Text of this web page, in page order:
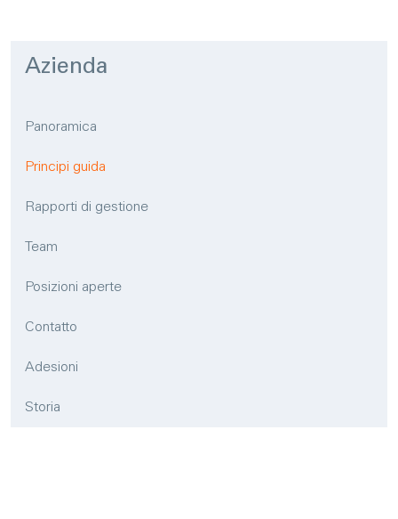
Azien­da
Panoramica
Principi guida
Rapporti di gestione
Team
Posizioni aperte
Contatto
Adesioni
Storia